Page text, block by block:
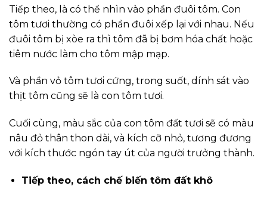
Tiếp theo, là có thể nhìn vào phần đuôi tôm. Con
tôm tươi thường có phần đuôi xếp lại với nhau. Nếu
đuôi tôm bị xòe ra thì tôm đã bị bơm hóa chất hoặc
tiêm nước làm cho tôm mập mạp.
Và phần vỏ tôm tươi cứng, trong suốt, dính sát vào
thịt tôm cũng sẽ là con tôm tươi.
Cuối cùng, màu sắc của con tôm đất tươi sẽ có màu
nâu đỏ thân thon dài, và kích cỡ nhỏ, tương đương
với kích thước ngón tay út của người trưởng thành.
Tiếp theo, cách chế biến tôm đất khô